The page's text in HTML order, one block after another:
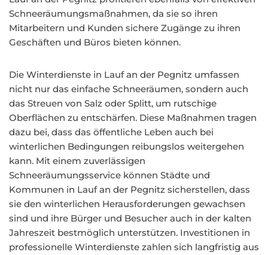
Schneeräumungsmaßnahmen, da sie so ihren
Mitarbeitern und Kunden sichere Zugänge zu ihren
Geschäften und Büros bieten können.
Die Winterdienste in Lauf an der Pegnitz umfassen
nicht nur das einfache Schneeräumen, sondern auch
das Streuen von Salz oder Splitt, um rutschige
Oberflächen zu entschärfen. Diese Maßnahmen tragen
dazu bei, dass das öffentliche Leben auch bei
winterlichen Bedingungen reibungslos weitergehen
kann. Mit einem zuverlässigen
Schneeräumungsservice können Städte und
Kommunen in Lauf an der Pegnitz sicherstellen, dass
sie den winterlichen Herausforderungen gewachsen
sind und ihre Bürger und Besucher auch in der kalten
Jahreszeit bestmöglich unterstützen. Investitionen in
professionelle Winterdienste zahlen sich langfristig aus